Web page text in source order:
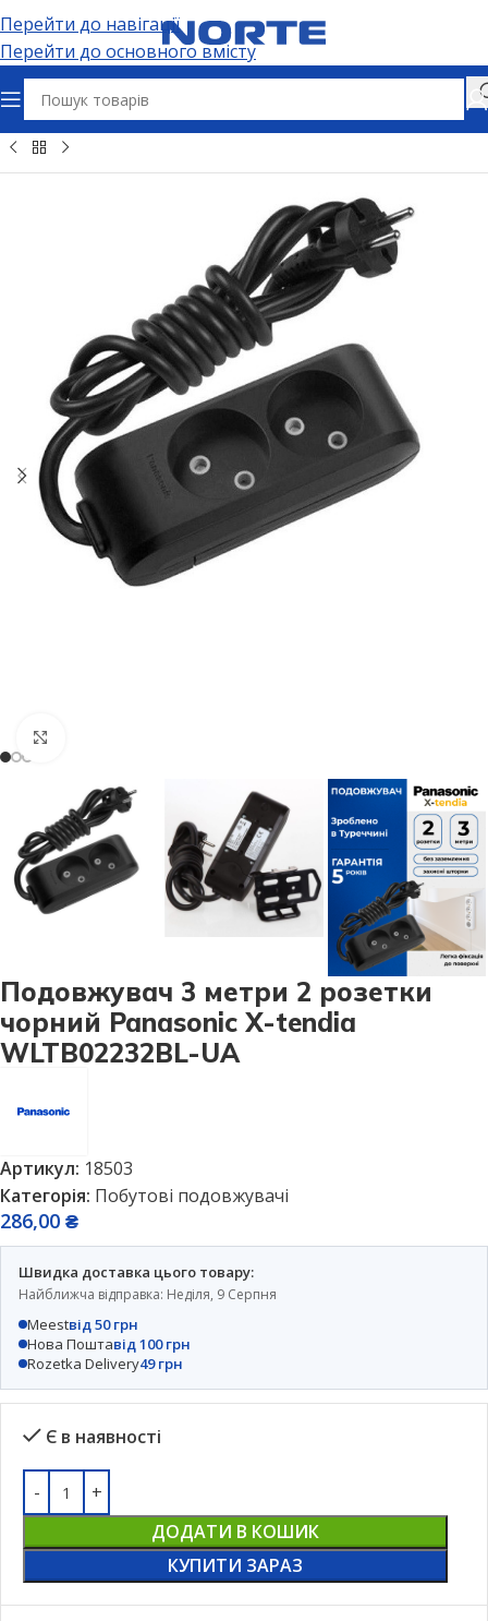
Перейти до навігації
Перейти до основного вмісту
та адаптери Подовжувачі Побутові подовжувачі
Подовжувач 3 метри 2 розетки
чорний Panasonic X-tendia
WLTB02232BL-UA
Артикул: 18503
Категорія: Побутові подовжувачі
286,00 ₴
Швидка доставка цього товару:
Найближча відправка: Неділя, 9 Серпня
Meestвід 50 грн
Нова Поштавід 100 грн
Rozetka Delivery49 грн
Є в наявності
ДОДАТИ В КОШИК
КУПИТИ ЗАРАЗ